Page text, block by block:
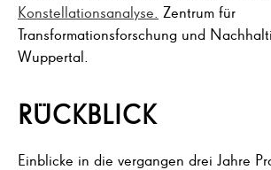
Konstellationsanalyse. Zentrum für
Transformationsforschung und
Wuppertal.
RÜCKBLICK
Einblicke in die vergangen drei Jahre